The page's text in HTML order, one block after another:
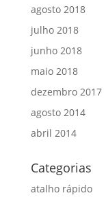
agosto 2018
julho 2018
junho 2018
maio 2018
dezembro 2017
agosto 2014
abril 2014
Categorias
atalho rápido